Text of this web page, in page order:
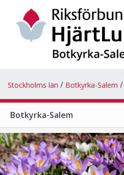
Stockholms län Botkyrka-Salem
Botkyrka-Salem